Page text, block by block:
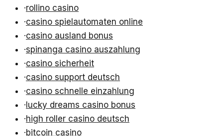
·rollino casino
·casino spielautomaten online
·casino ausland bonus
·spinanga casino auszahlung
·casino sicherheit
·casino support deutsch
·casino schnelle einzahlung
· lucky dreams casino bonus
·high roller casino deutsch
·bitcoin casino